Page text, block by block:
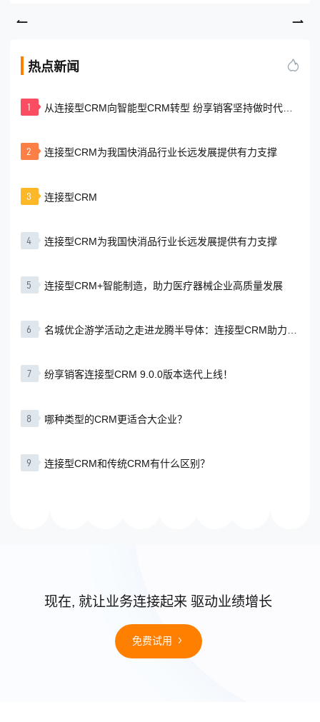
热点新闻
1
从连接型CRM向智能型CRM转型 纷享销客坚持做时代的
2 连接型CRM为我国快消品行业长远发展提供有力支撑
3 连接型CRM
4 连接型CRM为我国快消品行业长远发展提供有力支撑
5 连接型CRM+智能制造，助力医疗器械企业高质量发展
6
名城优企游学活动之走进龙腾半导体：连接型CRM助力构
7 纷享销客连接型CRM 9.0.0版本迭代上线！
8 哪种类型的CRM更适合大企业？
9 连接型CRM和传统CRM有什么区别？
现在, 就让业务连接起来 驱动业绩增长
免费试用